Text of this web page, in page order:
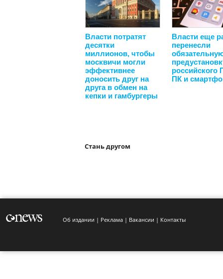
Власти потратят
десятки
миллионов, чтобы
москвичи могли
эффективнее
доносить друг на
друга в обмен на
кепки и гамбургеры
Власти еще
перенесли
российского
ПК и
Стань другом
Об издании Реклама Вакансии Контакты